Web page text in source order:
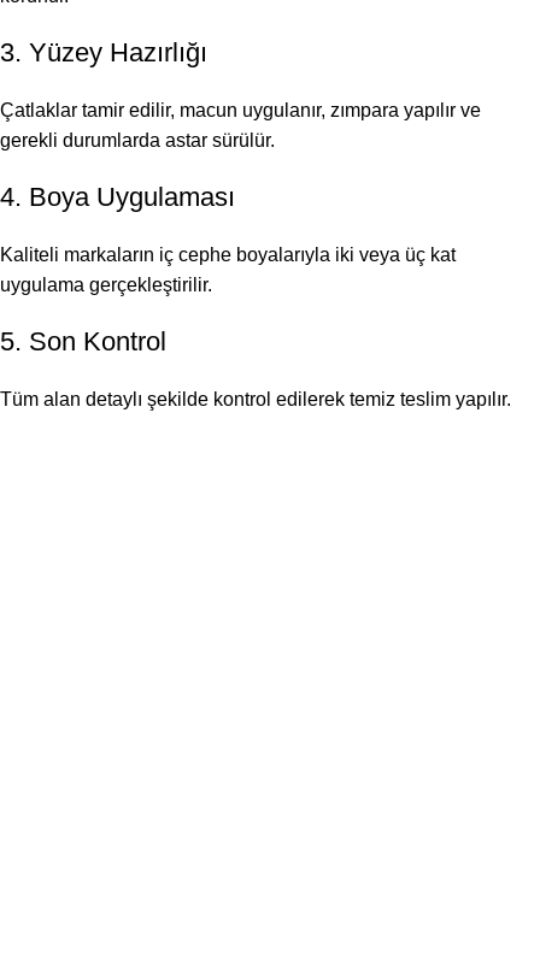
3. Yüzey Hazırlığı
Çatlaklar tamir edilir, macun uygulanır, zımpara yapılır ve
gerekli durumlarda astar sürülür.
4. Boya Uygulaması
Kaliteli markaların iç cephe boyalarıyla iki veya üç kat
uygulama gerçekleştirilir.
5. Son Kontrol
Tüm alan detaylı şekilde kontrol edilerek temiz teslim yapılır.